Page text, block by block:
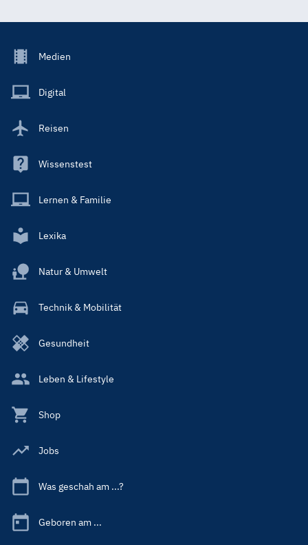
Footer
Main
Medien
Digital
Reisen
Wissenstest
Lernen & Familie
Lexika
Natur & Umwelt
Technik & Mobilität
Gesundheit
Leben & Lifestyle
Shop
Jobs
Was geschah am ...?
Geboren am ...